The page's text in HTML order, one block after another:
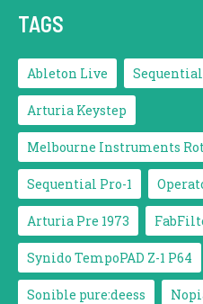
TAGS
Ableton Live
Arturia Keystep
Melbourne Instruments
Sequential Pro-1
Arturia Pre 1973
Synido TempoPAD Z-1 P64
Sonible pure:deess